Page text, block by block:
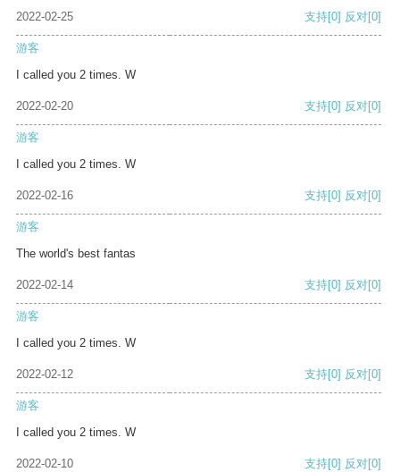
2022-02-25 支持[0] 反对[0]
游客
I called you 2 times. W
2022-02-20 支持[0] 反对[0]
游客
I called you 2 times. W
2022-02-16 支持[0] 反对[0]
游客
The world's best fantas
2022-02-14 支持[0] 反对[0]
游客
I called you 2 times. W
2022-02-12 支持[0] 反对[0]
游客
I called you 2 times. W
2022-02-10 支持[0] 反对[0]